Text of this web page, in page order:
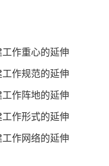
作重心的延伸
作规范的延伸
作阵地的延伸
作形式的延伸
作网络的延伸